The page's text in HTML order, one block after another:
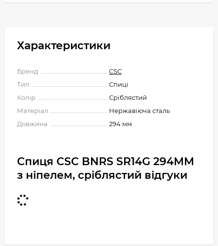
Характеристики
Бренд
CSC
Тип
Спиці
Колір
Сріблястий
Матеріал
Нержавіюча сталь
Довжина
294 мм
Спиця CSC BNRS SR14G 294MM
з ніпелем, сріблястий відгуки